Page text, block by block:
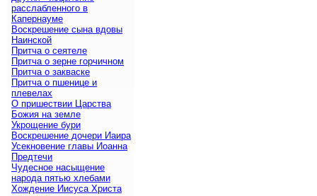
расслабленного в
Капернауме
Воскрешение сына вдовы
Наинской
Притча о сеятеле
Притча о зерне горчичном
Притча о закваске
Притча о пшенице и
плевелах
О пришествии Царства
Божия на земле
Укрощение бури
Воскрешение дочери Иаира
Усекновение главы Иоанна
Предтечи
Чудесное насыщение
народа пятью хлебами
Хождение Иисуса Христа